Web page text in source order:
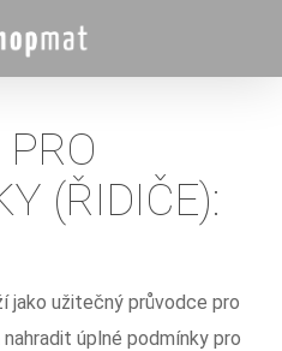
(ŘIDIČE):
jako užitečný průvodce pro
úplné podmínky pro